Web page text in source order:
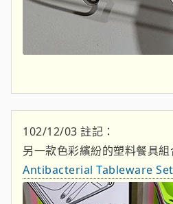
102/12/03 註記：
另一款色彩繽紛的塑料餐具組
Antibacterial Tableware Set